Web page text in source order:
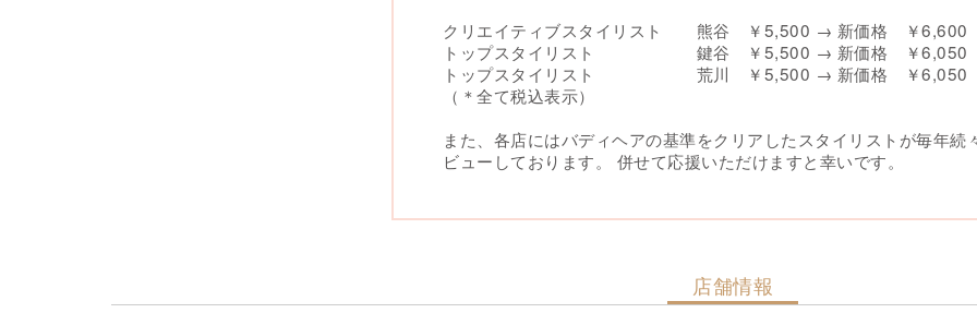
クリエイティブスタイリスト 熊谷 ￥5,500 → 新価格 ￥6,600
トップスタイリスト 鍵谷 ￥5,500 → 新価格 ￥6,050
トップスタイリスト 荒川 ￥5,500 → 新価格 ￥6,050
（＊全て税込表示）
また、各店にはバディヘアの基準をクリアしたスタイリストが毎年続
ビューしております。 併せて応援いただけますと幸いです。
店舗情報